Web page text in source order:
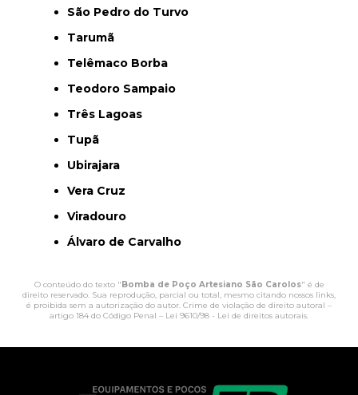
São Pedro do Turvo
Tarumã
Telêmaco Borba
Teodoro Sampaio
Três Lagoas
Tupã
Ubirajara
Vera Cruz
Viradouro
Álvaro de Carvalho
O conteúdo do texto "Bomba de Poço Artesiano São Carolos" é de
direito reservado. Sua reprodução, parcial ou total, mesmo citando nossos links,
é proibida sem a autorização do autor. Crime de violação de direito autoral –
artigo 184 do Código Penal – Lei 9610/98 - Lei de direitos autorais.